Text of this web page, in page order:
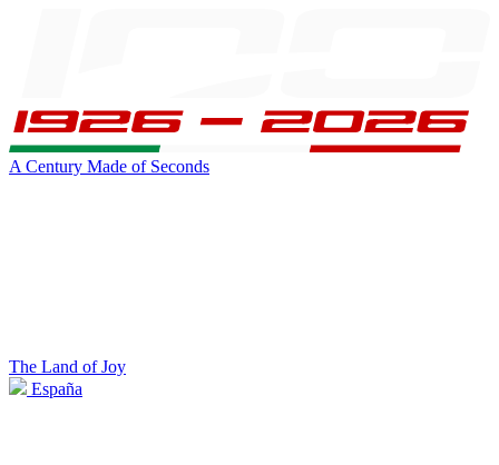
A Century Made of Seconds
The Land of Joy
España